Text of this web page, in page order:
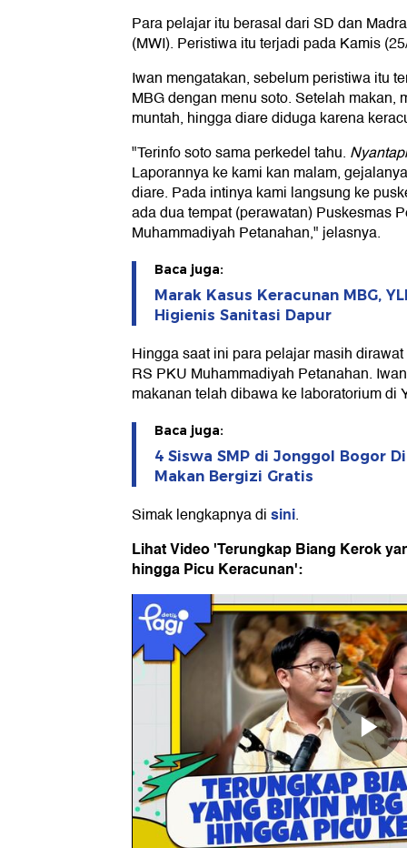
Para pelajar itu berasal dari SD dan
(MWI). Peristiwa itu terjadi pada Kamis
Iwan mengatakan, sebelum peristiwa itu
MBG dengan menu soto. Setelah makan,
muntah, hingga diare diduga karena
"Terinfo soto sama perkedel tahu.
Laporannya ke kami kan malam,
diare. Pada intinya kami langsung ke
ada dua tempat (perawatan) Puskesmas
Muhammadiyah Petanahan," jelasnya.
Baca juga:
Marak Kasus Keracunan MBG,
Higienis Sanitasi Dapur
Hingga saat ini para pelajar masih
RS PKU Muhammadiyah Petanahan.
makanan telah dibawa ke laboratorium di
Baca juga:
4 Siswa SMP di Jonggol Bogor
Makan Bergizi Gratis
Simak lengkapnya disini.
Lihat Video 'Terungkap Biang Kerok
hingga Picu Keracunan':